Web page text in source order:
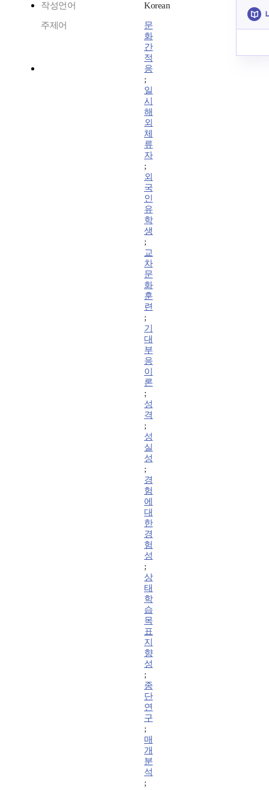
작성언어 Korean
주제어
문
화
간
적
응
;
일
시
해
외
체
류
자
;
외
국
인
유
학
생
;
교
차
문
화
훈
련
;
기
대
부
응
이
론
;
성
격
;
성
실
성
;
경
험
에
대
한
경
험
성
;
상
태
학
습
목
표
지
향
성
;
종
단
연
구
;
매
개
분
석
;